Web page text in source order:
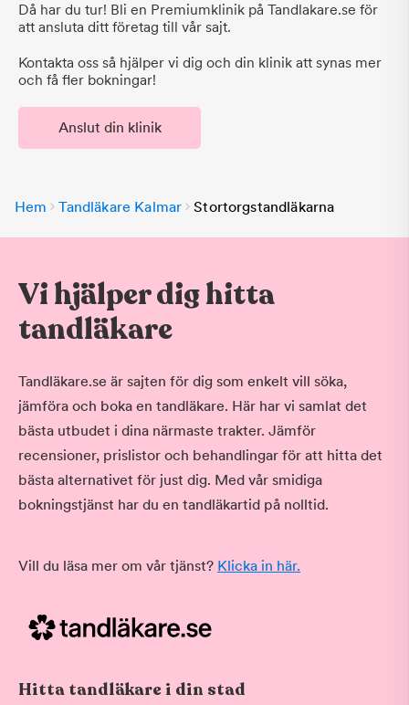
Då har du tur! Bli en Premiumklinik på Tandlakare.se för
att ansluta ditt företag till vår sajt.
Kontakta oss så hjälper vi dig och din klinik att synas mer
och få fler bokningar!
Anslut din klinik
Hem Tandläkare Kalmar Stortorgstandläkarna
Vi hjälper dig hitta
tandläkare
Tandläkare.se är sajten för dig som enkelt vill söka,
jämföra och boka en tandläkare. Här har vi samlat det
bästa utbudet i dina närmaste trakter. Jämför
recensioner, prislistor och behandlingar för att hitta det
bästa alternativet för just dig. Med vår smidiga
bokningstjänst har du en tandläkartid på nolltid.
Vill du läsa mer om vår tjänst? Klicka in här.
Hitta tandläkare i din stad